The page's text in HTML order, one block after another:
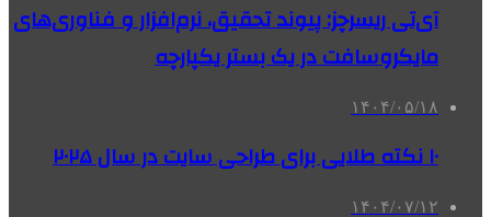
آی‌تی ریسرچز: پیوند تحقیق، نرم‌افزار و فناوری‌های
مایکروسافت در یک بستر یکپارچه
۱۴۰۴/۰۵/۱۸
۱۰ نکته طلایی برای طراحی سایت در سال ۲۰۲۵
۱۴۰۴/۰۷/۱۲